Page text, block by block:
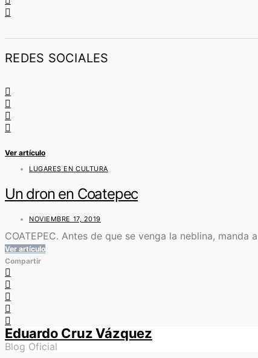
REDES SOCIALES
Ver artículo
LUGARES EN CULTURA
Un dron en Coatepec
NOVIEMBRE 17, 2019
COATEPEC. Antes de que se venga la neblina,
Ver artículo
Compartir
Eduardo Cruz Vázquez
Blog Oficial